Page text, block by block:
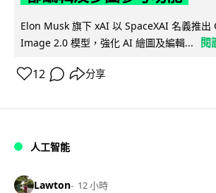
Elon Musk 旗下 xAI 以 SpaceXAI 名義推
Image 2.0 模型，強化 AI 繪圖及編輯...
閱
12 分享
人工智能
Lawton 12 小時